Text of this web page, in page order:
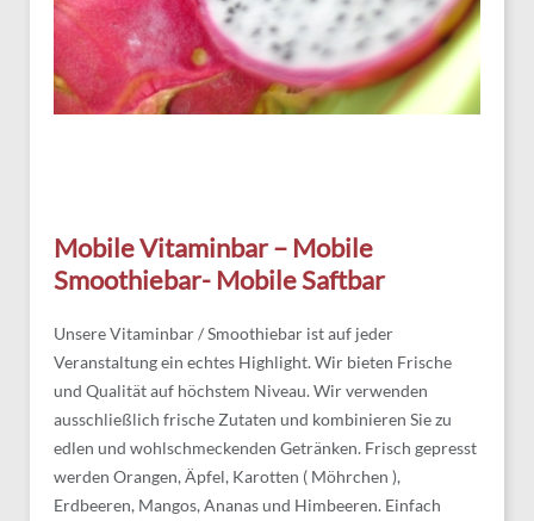
Mobile Vitaminbar – Mobile
Smoothiebar- Mobile Saftbar
Unsere Vitaminbar / Smoothiebar ist auf jeder
Veranstaltung ein echtes Highlight. Wir bieten Frische
und Qualität auf höchstem Niveau. Wir verwenden
ausschließlich frische Zutaten und kombinieren Sie zu
edlen und wohlschmeckenden Getränken. Frisch gepresst
werden Orangen, Äpfel, Karotten ( Möhrchen ),
Erdbeeren, Mangos, Ananas und Himbeeren. Einfach